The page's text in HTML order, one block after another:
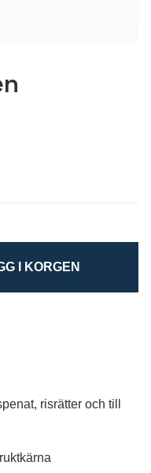
I KORGEN
risrätter och till